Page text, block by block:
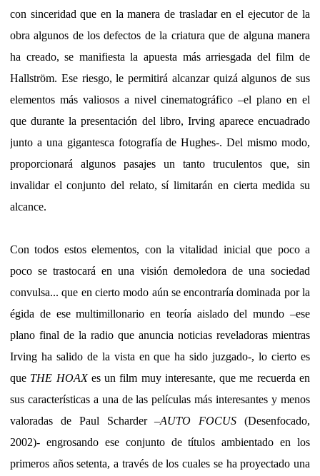
con sinceridad que en la manera de trasladar en el ejecutor de la
obra algunos de los defectos de la criatura que de alguna manera
ha creado, se manifiesta la apuesta más arriesgada del film de
Hallström. Ese riesgo, le permitirá alcanzar quizá algunos de sus
elementos más valiosos a nivel cinematográfico –el plano en el
que durante la presentación del libro, Irving aparece encuadrado
junto a una gigantesca fotografía de Hughes-. Del mismo modo,
proporcionará algunos pasajes un tanto truculentos que, sin
invalidar el conjunto del relato, sí limitarán en cierta medida su
alcance.
Con todos estos elementos, con la vitalidad inicial que poco a
poco se trastocará en una visión demoledora de una sociedad
convulsa... que en cierto modo aún se encontraría dominada por la
égida de ese multimillonario en teoría aislado del mundo –ese
plano final de la radio que anuncia noticias reveladoras mientras
Irving ha salido de la vista en que ha sido juzgado-, lo cierto es
que THE HOAXes un film muy interesante, que me recuerda en
sus características a una de las películas más interesantes y menos
valoradas de Paul Scharder –AUTO FOCUS (Desenfocado,
2002)- engrosando ese conjunto de títulos ambientado en los
primeros años setenta, a través de los cuales se ha proyectado una